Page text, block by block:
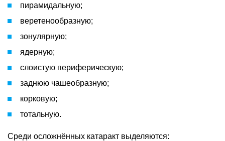
пирамидальную;
веретенообразную;
зонулярную;
ядерную;
слоистую периферическую;
заднюю чашеобразную;
корковую;
тотальную.
Среди осложнённых катаракт выделяются: